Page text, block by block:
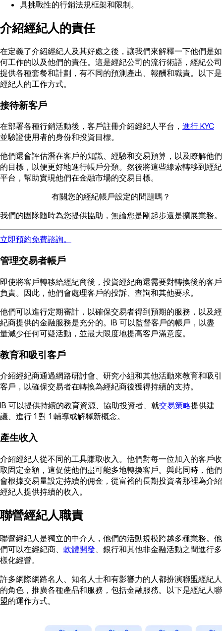
具挑戰性的行銷法規框架和限制。
介紹經紀人的責任
在定義了介紹經紀人及其好處之後，讓我們來解釋一下他們是如
何工作的以及他們的責任。這是經紀公司的流行術語，經紀公司
提供各種套餐和計劃，有不同的預測產出、報酬和職責。以下是
經紀人的工作方式。
接待新客戶
在部署各種行銷活動後，客戶註冊介紹經紀人平台， 進行 KYC
並驗證使用者的身份和投資目標。
他們還會評估潛在客戶的知識、經驗和交易預算，以及瞭解他們
的目標，以便更好地進行帳戶分類。然後將這些線索轉移到經紀
平台，幫助實現他們在金融市場的交易目標。
有關您的經紀帳戶設定的問題嗎？
我們的團隊隨時為您提供協助，無論您是剛起步還是擴展業務。
立即預約免費諮詢。
管理交易者帳戶
即使將客戶轉移給經紀商後，投資經紀商還需要對轉換後的客戶
負責。因此，他們會處理客戶的投訴、查詢和其他要求。
他們可以進行定期審計，以確保交易者得到預期的服務，以及經
紀商提供的金融服務是充分的。IB 可以監督客戶的帳戶，以盡
量減少任何可疑活動，並最大限度地提高客戶滿意度。
教育和吸引客戶
介紹經紀商通過網路研討會、研究小組和其他活動來教育和吸引
客戶，以確保交易者在轉換為經紀商後獲得持續的支持。
IB 可以提供持續的教育資源、協助投資者、就交易策略提供建
議、進行 1 對 1 輔導或解釋新概念。
產生收入
介紹經紀人從不同的工具賺取收入。他們對每一位加入的客戶收
取固定金額，這促使他們盡可能多地轉換客戶。與此同時，他們
會根據交易量設定持續的佣金，從富裕的長期投資者那裡為介紹
經紀人提供持續的收入。
聯營經紀人職責
聯營經紀人是獨立的中介人，他們的活動規模跨越多種業務。他
們可以在經紀商、 軟體開發 、銀行和其他非金融活動之間進行多
樣化經營。
許多網際網路名人、知名人士和有影響力的人都扮演聯盟經紀人
的角色，推廣各種產品和服務，包括金融服務。以下是經紀人聯
盟的運作方式。